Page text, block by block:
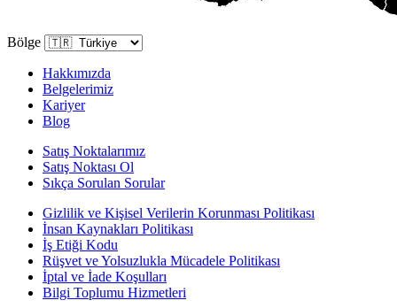
Bölge
Hakkımızda
Belgelerimiz
Kariyer
Blog
Satış Noktalarımız
Satış Noktası Ol
Sıkça Sorulan Sorular
Gizlilik ve Kişisel Verilerin Korunması Politikası
İnsan Kaynakları Politikası
İş Etiği Kodu
Rüşvet ve Yolsuzlukla Mücadele Politikası
İptal ve İade Koşulları
Bilgi Toplumu Hizmetleri